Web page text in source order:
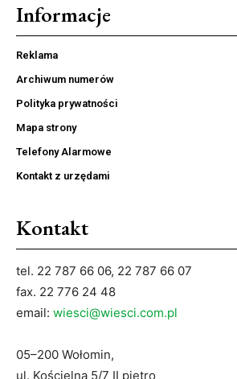
Informacje
Reklama
Archiwum numerów
Polityka prywatności
Mapa strony
Telefony Alarmowe
Kontakt z urzędami
Kontakt
tel. 22 787 66 06, 22 787 66 07
fax. 22 776 24 48
email: wiesci@wiesci.com.pl
05–200 Wołomin,
ul. Kościelna 5/7 II piętro